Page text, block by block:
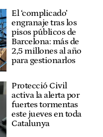
El ‘complicado’
engranaje tras los
pisos públicos de
Barcelona: más de
2,5 millones al año
para gestionarlos
Protecció Civil
activa la alerta por
fuertes tormentas
este jueves en toda
Catalunya